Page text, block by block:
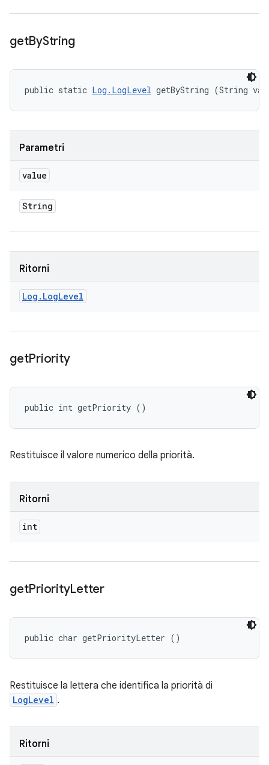
getByString
public static Log.LogLevel getByString (String
Parametri
value
String
Ritorni
Log . LogLevel
getPriority
public int getPriority ()
Restituisce il valore numerico della priorità.
Ritorni
int
getPriorityLetter
public char getPriorityLetter ()
Restituisce la lettera che identifica la priorità di
LogLevel .
Ritorni